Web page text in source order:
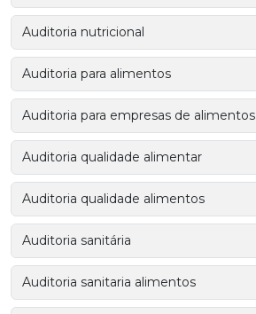
Auditoria nutricional
Auditoria para alimentos
Auditoria para empresas de alimentos
Auditoria qualidade alimentar
Auditoria qualidade alimentos
Auditoria sanitária
Auditoria sanitaria alimentos